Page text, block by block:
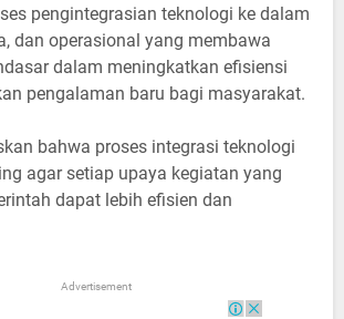
pengintegrasian teknologi ke dalam
dan operasional yang membawa
dalam meningkatkan efisiensi
pengalaman baru bagi masyarakat.
bahwa proses integrasi teknologi
agar setiap upaya kegiatan yang
dapat lebih efisien dan
Advertisement